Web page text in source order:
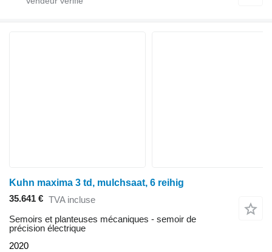
Kuhn maxima 3 td, mulchsaat, 6 reihig
35.641 € TVA incluse
Semoirs et planteuses mécaniques - semoir de
précision électrique
2020